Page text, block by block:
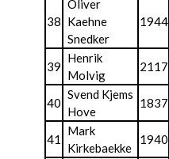
38
Oliver
Kaehne
Snedker
1944
39
Henrik
Molvig
2117
40
Svend Kjems
Hove
1837
41
Mark
Kirkebaekke
1940